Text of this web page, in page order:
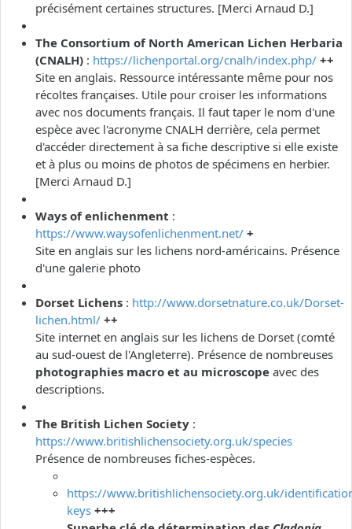
précisément certaines structures. [Merci Arnaud D.]
The Consortium of North American Lichen Herbaria
(CNALH) : https://lichenportal.org/cnalh/index.php/ ++
Site en anglais. Ressource intéressante même pour nos
récoltes françaises. Utile pour croiser les informations
avec nos documents français. Il faut taper le nom d'une
espèce avec l'acronyme CNALH derrière, cela permet
d'accéder directement à sa fiche descriptive si elle existe
et à plus ou moins de photos de spécimens en herbier.
[Merci Arnaud D.]
Ways of enlichenment :
https://www.waysofenlichenment.net/ +
Site en anglais sur les lichens nord-américains. Présence
d'une galerie photo
Dorset Lichens : http://www.dorsetnature.co.uk/Dorset-
lichen.html/ ++
Site internet en anglais sur les lichens de Dorset (comté
au sud-ouest de l'Angleterre). Présence de nombreuses
photographies macro et au microscope avec des
descriptions.
The British Lichen Society :
https://www.britishlichensociety.org.uk/species
Présence de nombreuses fiches-espèces.
https://www.britishlichensociety.org.uk/
keys +++